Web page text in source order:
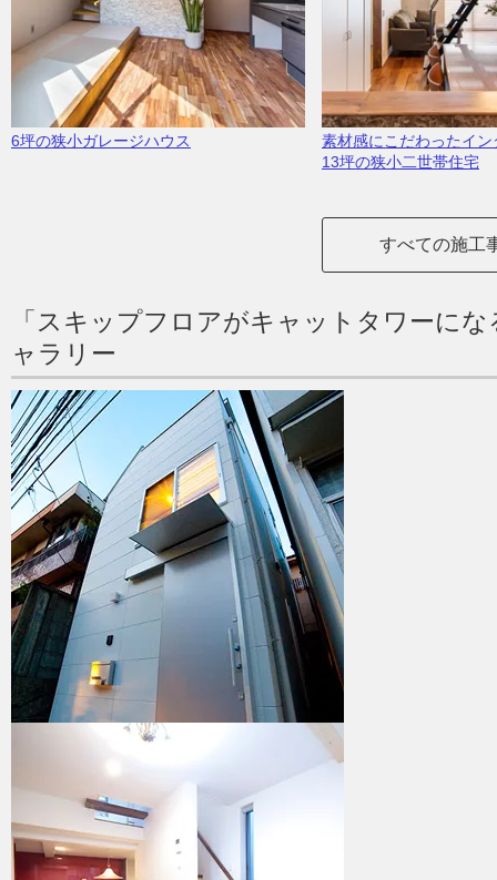
6坪の狭小ガレージハウス
素材感にこだわったイ
13坪の狭小二世帯住宅
すべての施工
「スキップフロアがキャットタワーに
ャラリー